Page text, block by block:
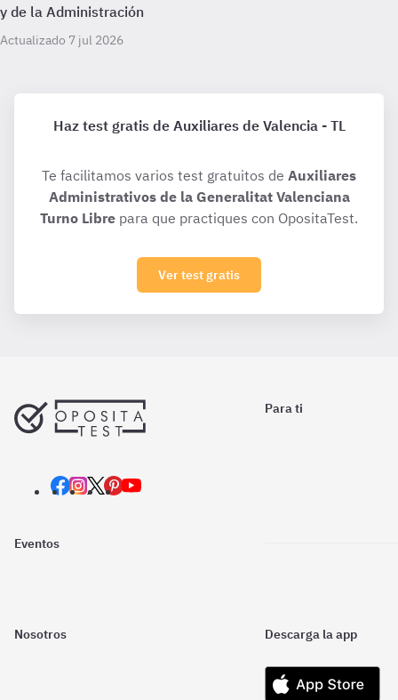
y de la Administración
Actualizado 7 jul 2026
Haz test gratis de Auxiliares de Valencia - TL
Te facilitamos varios test gratuitos de Auxiliares
Administrativos de la Generalitat Valenciana
Turno Libre para que practiques con OpositaTest.
Ver test gratis
Para ti
Eventos
Nosotros Descarga la app